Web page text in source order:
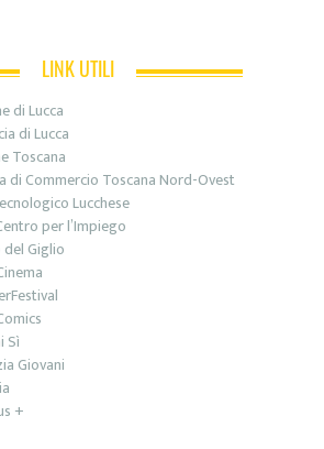
LINK UTILI
di Lucca
di Lucca
Toscana
di Commercio Toscana Nord-Ovest
Lucchese
per l’Impiego
Giglio
Sì
Giovani
+